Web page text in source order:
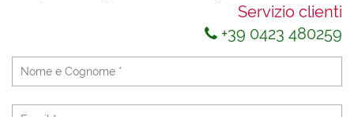
Servizio clienti
+39 0423 480259